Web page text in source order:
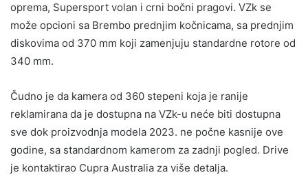
oprema, Supersport volan i crni bočni pragovi. VZk se
može opcioni sa Brembo prednjim kočnicama, sa prednjim
diskovima od 370 mm koji zamenjuju standardne rotore od
340 mm.
Čudno je da kamera od 360 stepeni koja je ranije
reklamirana da je dostupna na VZk-u neće biti dostupna
sve dok proizvodnja modela 2023. ne počne kasnije ove
godine, sa standardnom kamerom za zadnji pogled. Drive
je kontaktirao Cupra Australia za više detalja.